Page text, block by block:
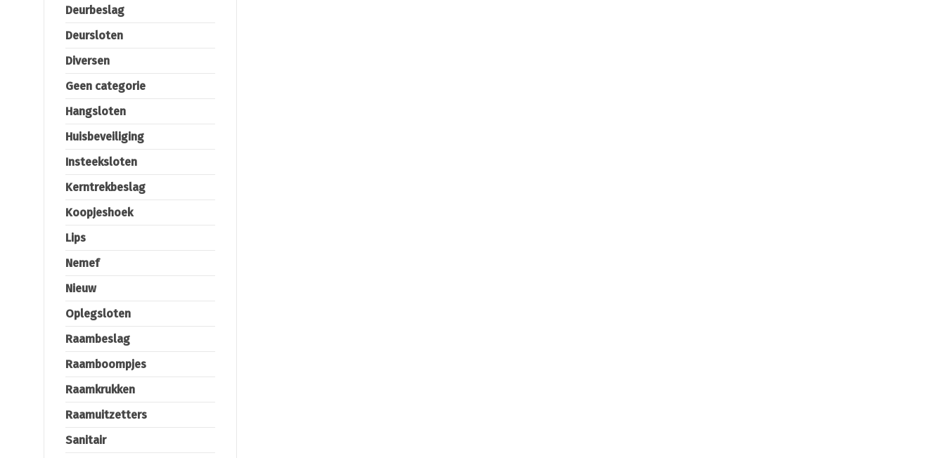
Deurbeslag
Deursloten
Diversen
Geen categorie
Hangsloten
Huisbeveiliging
Insteeksloten
Kerntrekbeslag
Koopjeshoek
Lips
Nemef
Nieuw
Oplegsloten
Raambeslag
Raamboompjes
Raamkrukken
Raamuitzetters
Sanitair